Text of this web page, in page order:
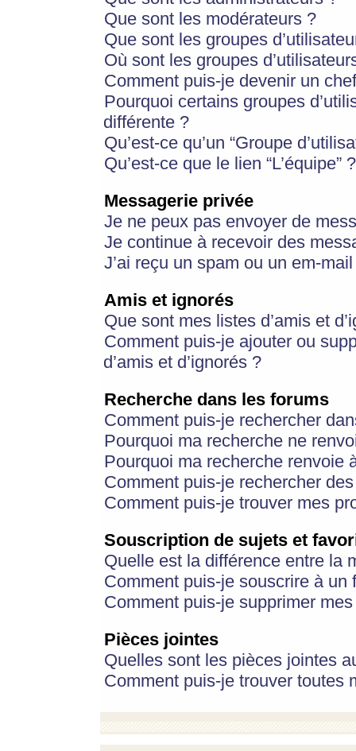
Que sont les modérateurs ?
Que sont les groupes
Où sont les groupes
Comment puis-je devenir un
Pourquoi certains groupes
différente ?
Qu’est-ce qu’un “Groupe
Qu’est-ce que le lien “L’équipe” ?
Messagerie privée
Je ne peux pas envoyer de
Je continue à recevoir des
J’ai reçu un spam ou un em-
Amis et ignorés
Que sont mes listes d’amis et
Comment puis-je ajouter ou
d’amis et d’ignorés ?
Recherche dans les forums
Comment puis-je rechercher
Pourquoi ma recherche ne
Pourquoi ma recherche renvoie
Comment puis-je rechercher
Comment puis-je trouver mes
Souscription de sujets et
Quelle est la différence entre la
Comment puis-je souscrire à
Comment puis-je supprimer
Pièces jointes
Quelles sont les pièces jointes
Comment puis-je trouver toutes